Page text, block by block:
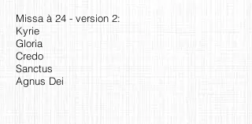
Missa à 24 - version 2:
Kyrie
Gloria
Credo
Sanctus
Agnus Dei